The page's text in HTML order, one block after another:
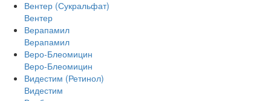
Вентер (Сукральфат)
Вентер
Верапамил
Верапамил
Веро-Блеомицин
Веро-Блеомицин
Видестим (Ретинол)
Видестим